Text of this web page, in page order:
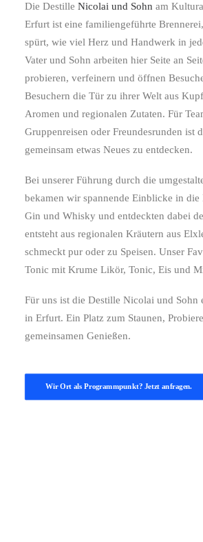
Die Destille Nicolai und Sohn am
Erfurt ist eine familiengeführte
spürt, wie viel Herz und Handwerk in
Vater und Sohn arbeiten hier Seite an
probieren, verfeinern und öffnen
Besuchern die Tür zu ihrer Welt aus
Aromen und regionalen Zutaten. Für
Gruppenreisen oder Freundesrunden ist
gemeinsam etwas Neues zu entdecken.
Bei unserer Führung durch die
bekamen wir spannende Einblicke in die
Gin und Whisky und entdeckten dabei
entsteht aus regionalen Kräutern aus
schmeckt pur oder zu Speisen. Unser
Tonic mit Krume Likör, Tonic, Eis und
Für uns ist die Destille Nicolai und Sohn
in Erfurt. Ein Platz zum Staunen,
gemeinsamen Genießen.
Wir Ort als Programmpunkt? Jetzt anfragen.